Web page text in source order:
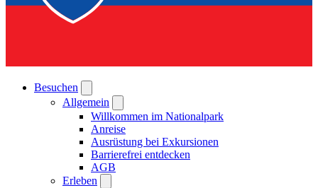
Besuchen
Allgemein
Willkommen im Nationalpark
Anreise
Ausrüstung bei Exkursionen
Barrierefrei entdecken
AGB
Erleben